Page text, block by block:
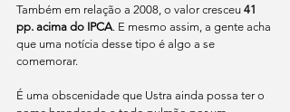
Também em relação a 2008, o valor cresceu 41
pp. acima do IPCA. E mesmo assim, a gente acha
que uma notícia desse tipo é algo a se
comemorar.
É uma obscenidade que Ustra ainda possa ter o